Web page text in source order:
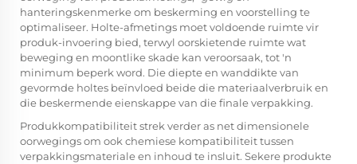
hanteringskenmerke om beskerming en voorstelling te
optimaliseer. Holte-afmetings moet voldoende ruimte vir
produk-invoering bied, terwyl oorskietende ruimte wat
beweging en moontlike skade kan veroorsaak, tot 'n
minimum beperk word. Die diepte en wanddikte van
gevormde holtes beïnvloed beide die materiaalverbruik en
die beskermende eienskappe van die finale verpakking.
Produkkompatibiliteit strek verder as net dimensionele
oorwegings om ook chemiese kompatibiliteit tussen
verpakkingsmateriale en inhoud te insluit. Sekere produkte